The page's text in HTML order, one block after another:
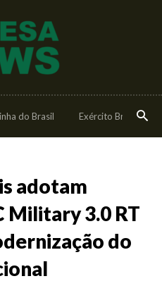
do Brasil Exército Brasileiro
adotam
Military 3.0 RT
do